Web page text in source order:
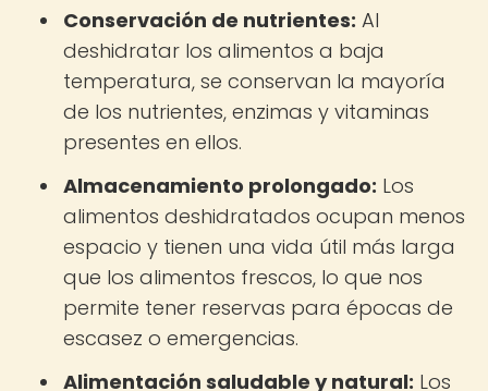
Conservación de nutrientes: Al
deshidratar los alimentos a baja
temperatura, se conservan la mayoría
de los nutrientes, enzimas y vitaminas
presentes en ellos.
Almacenamiento prolongado: Los
alimentos deshidratados ocupan menos
espacio y tienen una vida útil más larga
que los alimentos frescos, lo que nos
permite tener reservas para épocas de
escasez o emergencias.
Alimentación saludable y natural: Los